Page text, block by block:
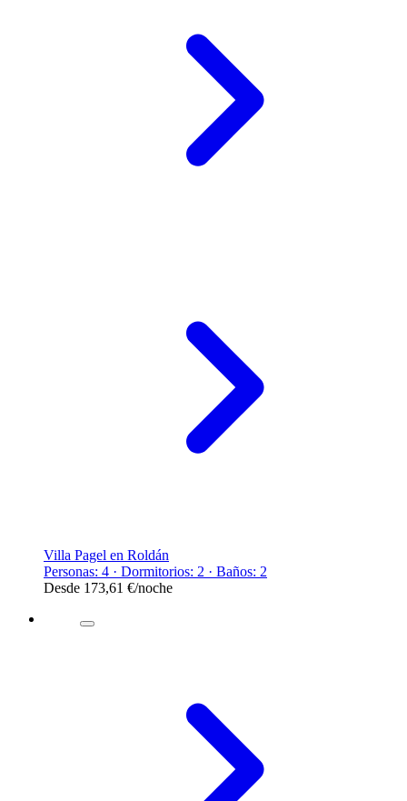
Villa Pagel en Roldán
Personas: 4 · Dormitorios: 2 · Baños: 2
Desde 173,61 €/noche